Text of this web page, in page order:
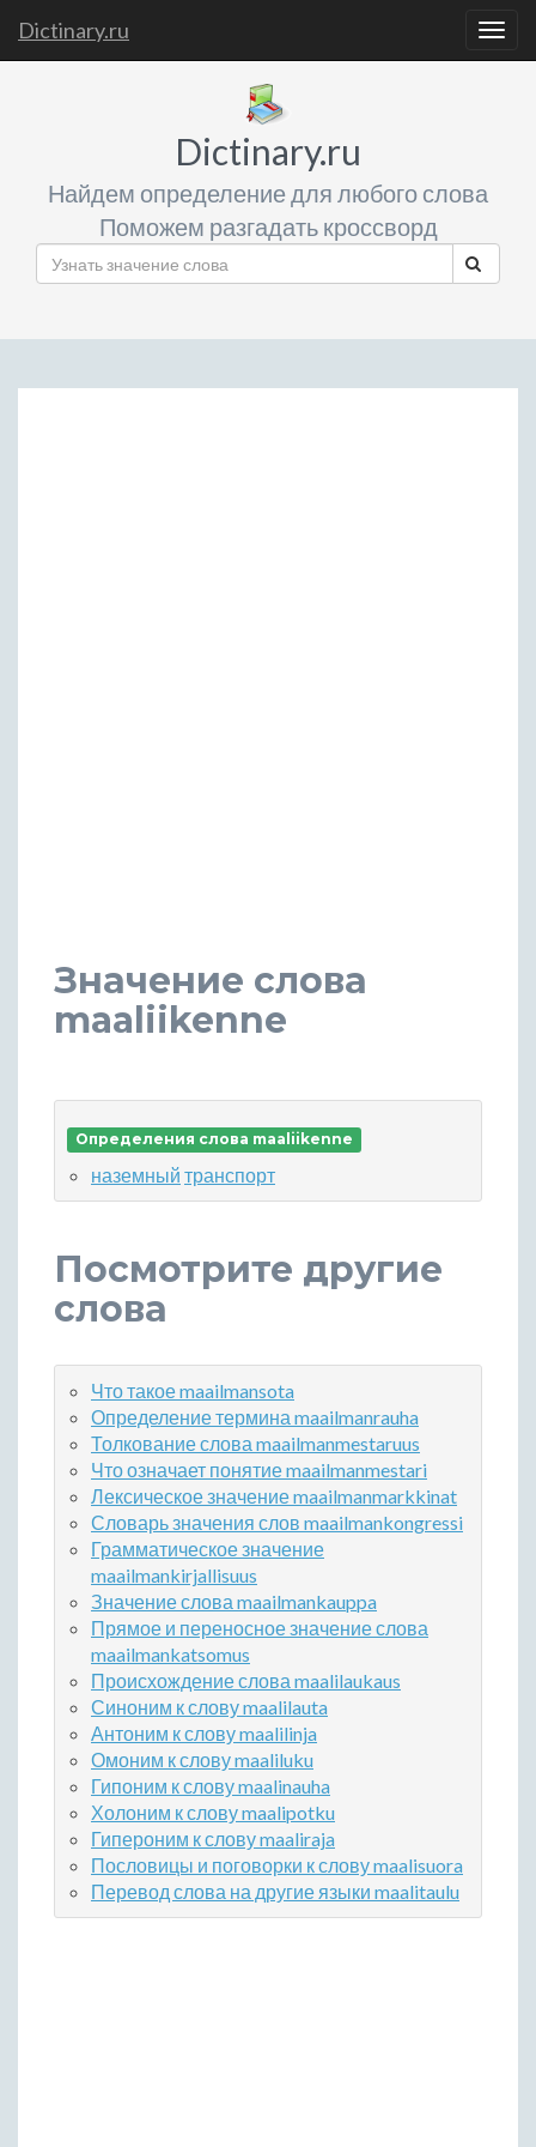
Dictinary.ru
Dictinary.ru
Найдем определение для любого слова
Поможем разгадать кроссворд
Значение слова
maaliikenne
Определения слова maaliikenne
наземный транспорт
Посмотрите другие
слова
Что такое maailmansota
Определение термина maailmanrauha
Толкование слова maailmanmestaruus
Что означает понятие maailmanmestari
Лексическое значение maailmanmarkkinat
Словарь значения слов maailmankongressi
Грамматическое значение
maailmankirjallisuus
Значение слова maailmankauppa
Прямое и переносное значение слова
maailmankatsomus
Происхождение слова maalilaukaus
Синоним к слову maalilauta
Антоним к слову maalilinja
Омоним к слову maaliluku
Гипоним к слову maalinauha
Холоним к слову maalipotku
Гипероним к слову maaliraja
Пословицы и поговорки к слову maalisuora
Перевод слова на другие языки maalitaulu